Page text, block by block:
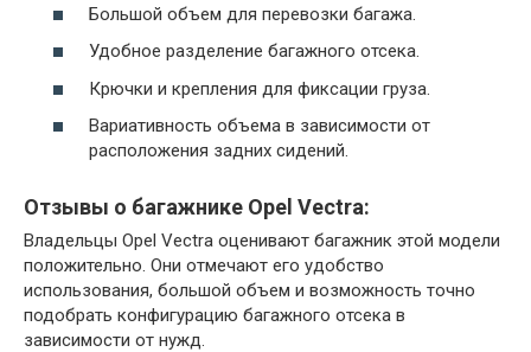
Большой объем для перевозки багажа.
Удобное разделение багажного отсека.
Крючки и крепления для фиксации груза.
Вариативность объема в зависимости от
расположения задних сидений.
Отзывы о багажнике Opel Vectra:
Владельцы Opel Vectra оценивают багажник этой модели
положительно. Они отмечают его удобство
использования, большой объем и возможность точно
подобрать конфигурацию багажного отсека в
зависимости от нужд.